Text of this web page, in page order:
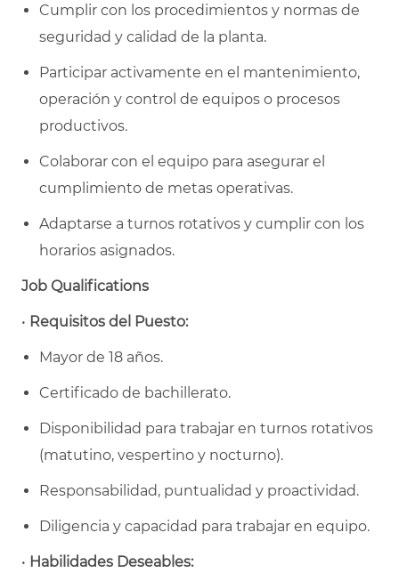
Cumplir con los procedimientos y normas de
seguridad y calidad de la planta.
Participar activamente en el mantenimiento,
operación y control de equipos o procesos
productivos.
Colaborar con el equipo para asegurar el
cumplimiento de metas operativas.
Adaptarse a turnos rotativos y cumplir con los
horarios asignados.
Job Qualifications
• Requisitos del Puesto:
Mayor de 18 años.
Certificado de bachillerato.
Disponibilidad para trabajar en turnos rotativos
(matutino, vespertino y nocturno).
Responsabilidad, puntualidad y proactividad.
Diligencia y capacidad para trabajar en equipo.
• Habilidades Deseables: